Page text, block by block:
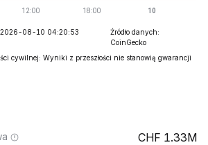
2026-08-10 04:20:53
Źródło danych:
CoinGecko
cywilnej: Wyniki z przeszłości nie stanowią gwarancji
1.33M